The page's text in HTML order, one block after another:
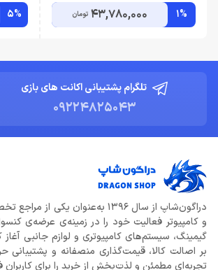
1%
43,780,000 تومان 5%
تلگرام پشتیبانی اکانت های بازی
09224825043
دراگون‌شاپ از سال 1396 به‌عنوان
و کامپیوتر فعالیت خود را در زمینه‌ی عرضه‌ی
گیمینگ، سیستم‌های کامپیوتری و لوازم جانبی
بر اصالت کالا، قیمت‌گذاری منصفانه و پشتیبانی
تجربه‌ای مطمئن و لذت‌بخش از خرید را برای کاربران